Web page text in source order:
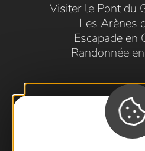
Visiter le Pont du
Les Arènes
Escapade en
Randonnée